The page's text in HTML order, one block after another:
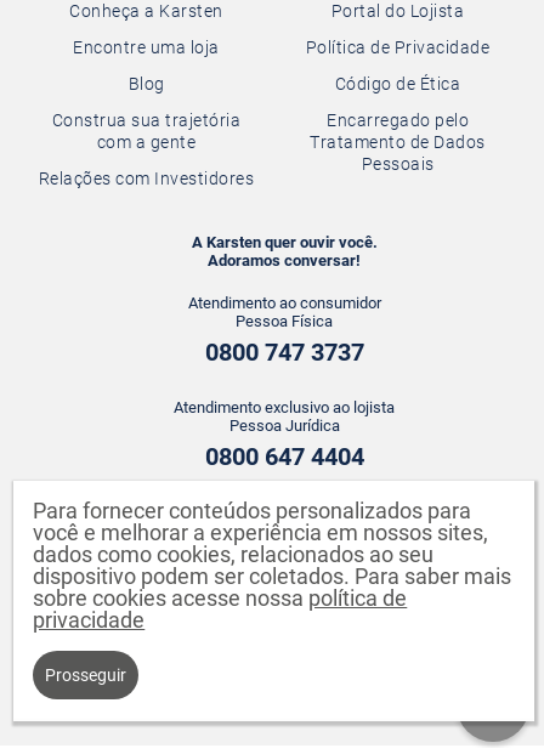
Conheça a Karsten
Encontre uma loja
Blog
Construa sua trajetória
com a gente
Relações com Investidores
Portal do Lojista
Política de Privacidade
Código de Ética
Encarregado pelo
Tratamento de Dados
Pessoais
ATENDIMENTO WHATSAPP
+55 43 3142-2149
A Karsten quer ouvir você.
Adoramos conversar!
Atendimento ao consumidor
Pessoa Física
0800 747 3737
Atendimento exclusivo ao lojista
Pessoa Jurídica
0800 647 4404
Karsten S.A. CNPJ: 82.640.558/0001-04. Endereço: Rua Johann Karsten,
Para fornecer conteúdos personalizados para
você e melhorar a experiência em nossos sites,
dados como cookies, relacionados ao seu
dispositivo podem ser coletados. Para saber mais
sobre cookies acesse nossa política de
privacidade
Prosseguir